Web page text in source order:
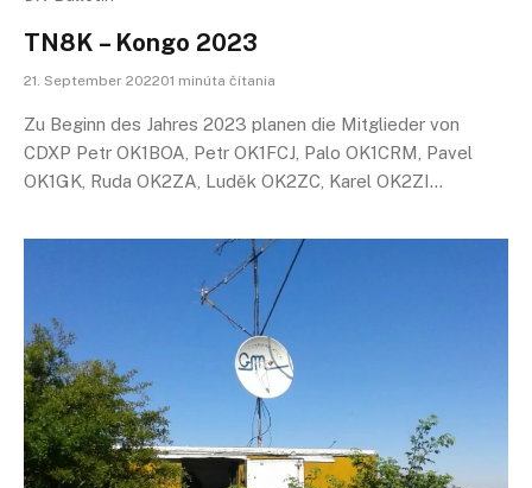
TN8K – Kongo 2023
21. September 202201 minúta čítania
Zu Beginn des Jahres 2023 planen die Mitglieder von
CDXP Petr OK1BOA, Petr OK1FCJ, Palo OK1CRM, Pavel
OK1GK, Ruda OK2ZA, Luděk OK2ZC, Karel OK2ZI…